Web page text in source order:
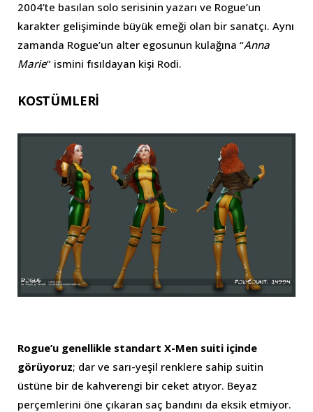
2004’te basılan solo serisinin yazarı ve Rogue’un
karakter gelişiminde büyük emeği olan bir sanatçı. Aynı
zamanda Rogue’un alter egosunun kulağına “Anna
Marie” ismini fısıldayan kişi Rodi.
KOSTÜMLERİ
Rogue’u genellikle standart X-Men suiti içinde
görüyoruz; dar ve sarı-yeşil renklere sahip suitin
üstüne bir de kahverengi bir ceket atıyor. Beyaz
perçemlerini öne çıkaran saç bandını da eksik etmiyor.